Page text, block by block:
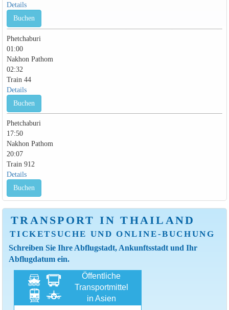
Details
Buchen
Phetchaburi
01:00
Nakhon Pathom
02:32
Train 44
Details
Buchen
Phetchaburi
17:50
Nakhon Pathom
20:07
Train 912
Details
Buchen
TRANSPORT IN THAILAND
TICKETSUCHE UND ONLINE-BUCHUNG
Schreiben Sie Ihre Abflugstadt, Ankunftsstadt und Ihr
Abflugdatum ein.
Öffentliche
Transportmittel
in Asien